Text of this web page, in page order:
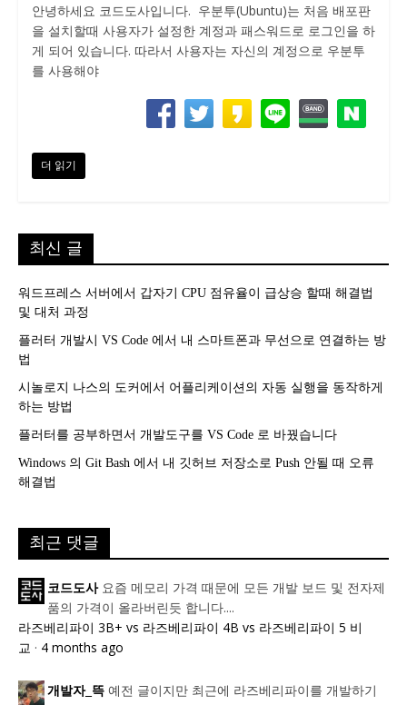
안녕하세요 코드도사입니다. 우분투(Ubuntu)는 처음 배포판
을 설치할때 사용자가 설정한 계정과 패스워드로 로그인을 하
게 되어 있습니다. 따라서 사용자는 자신의 계정으로 우분투
를 사용해야
더 읽기
최신 글
워드프레스 서버에서 갑자기 CPU 점유율이 급상승 할때 해결법
및 대처 과정
플러터 개발시 VS Code 에서 내 스마트폰과 무선으로 연결하는 방
법
시놀로지 나스의 도커에서 어플리케이션의 자동 실행을 동작하게
하는 방법
플러터를 공부하면서 개발도구를 VS Code 로 바꿨습니다
Windows 의 Git Bash 에서 내 깃허브 저장소로 Push 안될 때 오류
해결법
최근 댓글
코드도사 요즘 메모리 가격 때문에 모든 개발 보드 및 전자제
품의 가격이 올라버린듯 합니다....
라즈베리파이 3B+ vs 라즈베리파이 4B vs 라즈베리파이 5 비
교 · 4 months ago
개발자_뜩 예전 글이지만 최근에 라즈베리파이를 개발하기